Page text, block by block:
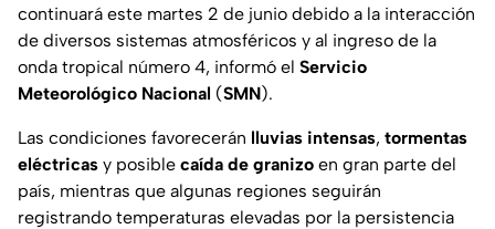
continuará este martes 2 de junio debido a la interacción
de diversos sistemas atmosféricos y al ingreso de la
onda tropical número 4, informó el Servicio
Meteorológico Nacional (SMN).
Las condiciones favorecerán lluvias intensas, tormentas
eléctricas y posible caída de granizo en gran parte del
país, mientras que algunas regiones seguirán
registrando temperaturas elevadas por la persistencia